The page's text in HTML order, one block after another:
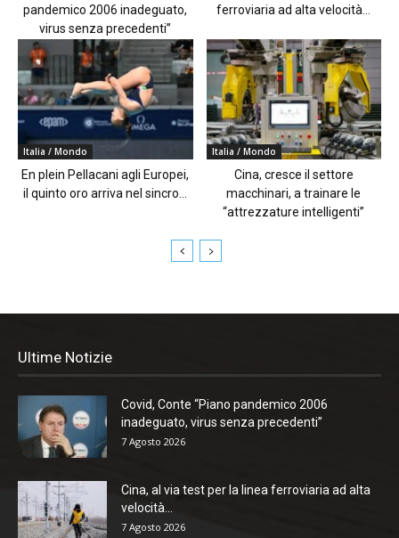
pandemico 2006 inadeguato,
virus senza precedenti”
ferroviaria ad alta velocità...
Italia / Mondo
En plein Pellacani agli Europei,
il quinto oro arriva nel sincro...
Italia / Mondo
Cina, cresce il settore
macchinari, a trainare le
“attrezzature intelligenti”
Ultime Notizie
Covid, Conte “Piano pandemico 2006
inadeguato, virus senza precedenti”
7 Agosto 2026
Cina, al via test per la linea ferroviaria ad alta
velocità...
7 Agosto 2026